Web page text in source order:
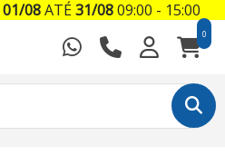
0
01/08ATÉ31/0809:00 - 15:00